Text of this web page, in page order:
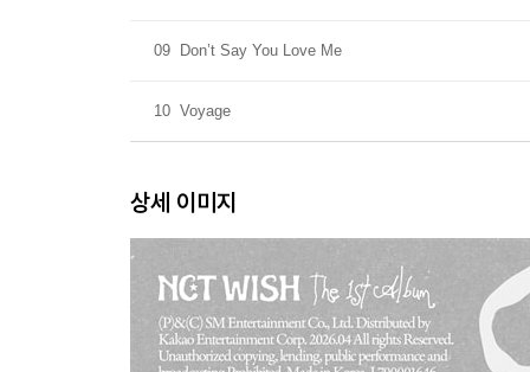
09 Don’t Say You Love Me
10 Voyage
상세 이미지